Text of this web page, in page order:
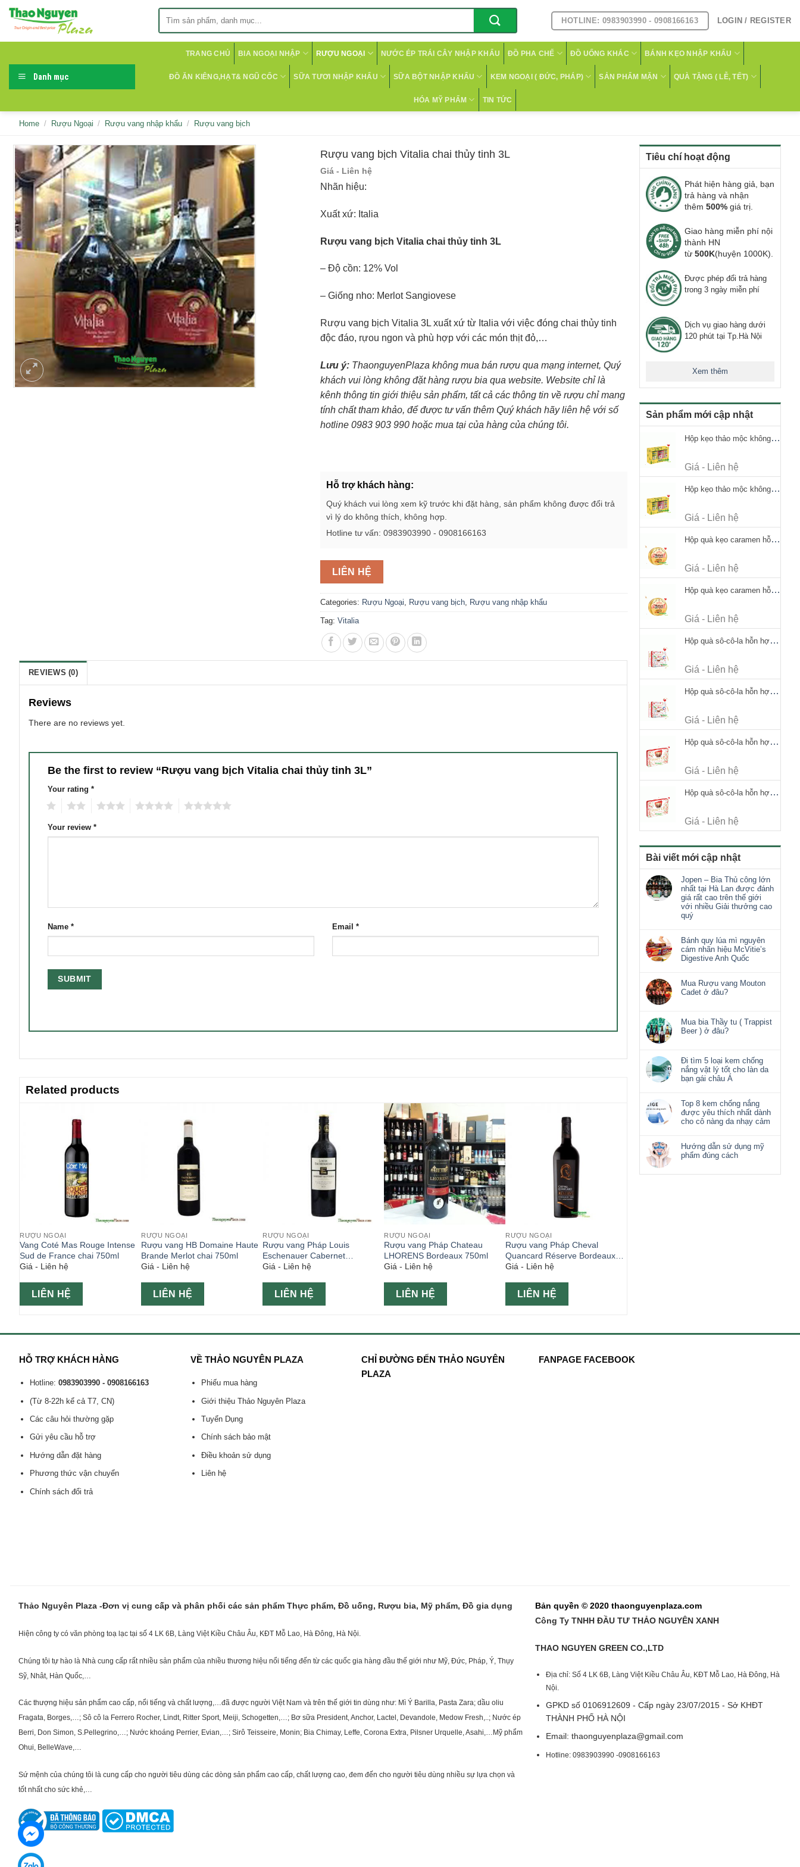
Skip
HOTLINE: 0983903990 - 0908166163 LOGIN / REGISTER
Danh mục
TRANG CHỦ BIA NGOẠI NHẬP RƯỢU NGOẠI NƯỚC ÉP TRÁI CÂY NHẬP KHẨU ĐỒ PHA CHẾ ĐỒ UỐNG KHÁC BÁNH KẸO NHẬP KHẨU
ĐỒ ĂN KIÊNG,HẠT& NGŨ CỐC SỮA TƯƠI NHẬP KHẨU SỮA BỘT NHẬP KHẨU KEM NGOẠI ( ĐỨC, PHÁP) SẢN PHẨM MẶN QUÀ TẶNG ( LỄ, TẾT)
HÓA MỸ PHẨM TIN TỨC
Home / Rượu Ngoại / Rượu vang nhập khẩu / Rượu vang bịch
Tiêu chí hoạt động
Phát hiện hàng giả, bạn
trả hàng và nhận
thêm 500% giá trị.
Giao hàng miễn phí nội
thành HN
từ 500K(huyện 1000K).
Được phép đổi trả hàng
trong 3 ngày miễn phí
Dịch vụ giao hàng dưới
120 phút tại Tp.Hà Nội
Xem thêm
Sản phẩm mới cập nhật
Hộp kẹo thảo mộc không đường Ricola Signature 112.5g
Giá - Liên hệ
Hộp kẹo thảo mộc không đường Ricola Signature 112.5g
Giá - Liên hệ
Hộp quà kẹo caramen hỗn hợp Werther's Original Caramel Candy 170g
Giá - Liên hệ
Hộp quà kẹo caramen hỗn hợp Werther's Original Caramel Candy 170g
Giá - Liên hệ
Hộp quà sô-cô-la hỗn hợp Merci Petits Chocolate Collection 125g thiếc
Giá - Liên hệ
Hộp quà sô-cô-la hỗn hợp Merci Petits Chocolate Collection 125g thiếc
Giá - Liên hệ
Hộp quà sô-cô-la hỗn hợp Merci Finest Selection 250g thiếc
Giá - Liên hệ
Hộp quà sô-cô-la hỗn hợp Merci Finest Selection 250g thiếc
Giá - Liên hệ
Bài viết mới cập nhật
Jopen – Bia Thủ công lớn
nhất tại Hà Lan được đánh
giá rất cao trên thế giới
với nhiều Giải thưởng cao
quý
Bánh quy lúa mì nguyên
cám nhãn hiệu McVitie’s
Digestive Anh Quốc
Mua Rượu vang Mouton
Cadet ở đâu?
Mua bia Thầy tu ( Trappist
Beer ) ở đâu?
Đi tìm 5 loại kem chống
nắng vật lý tốt cho làn da
bạn gái châu Á
Top 8 kem chống nắng
được yêu thích nhất dành
cho cô nàng da nhạy cảm
Hướng dẫn sử dụng mỹ
phẩm đúng cách
Rượu vang bịch Vitalia chai thủy tinh 3L
Giá - Liên hệ
Nhãn hiệu:
Xuất xứ: Italia
Rượu vang bịch Vitalia chai thủy tinh 3L
– Độ cồn: 12% Vol
– Giống nho: Merlot Sangiovese
Rượu vang bịch Vitalia 3L xuất xứ từ Italia với việc đóng chai thủy tinh
độc đáo, rựou ngon và phù hợp với các món thịt đỏ,…
Lưu ý: ThaonguyenPlaza không mua bán rượu qua mạng internet, Quý
khách vui lòng không đặt hàng rượu bia qua website. Website chỉ là
kênh thông tin giới thiệu sản phẩm, tất cả các thông tin về rượu chỉ mang
tính chất tham khảo, để được tư vấn thêm Quý khách hãy liên hệ với số
hotline 0983 903 990 hoặc mua tại của hàng của chúng tôi.
Hỗ trợ khách hàng:
Quý khách vui lòng xem kỹ trước khi đặt hàng, sản phẩm không được đổi trả
vì lý do không thích, không hợp.
Hotline tư vấn: 0983903990 - 0908166163
LIÊN HỆ
Categories: Rượu Ngoại Rượu vang bịch Rượu vang nhập khẩu
Tag: Vitalia
REVIEWS (0)
Reviews
There are no reviews yet.
Be the first to review “Rượu vang bịch Vitalia chai thủy tinh 3L”
Your rating *
Your review *
Name * Email *
Related products
RƯỢU NGOẠI
Vang Coté Mas Rouge Intense
Sud de France chai 750ml
Giá - Liên hệ
LIÊN HỆ
RƯỢU NGOẠI
Rượu vang HB Domaine Haute
Brande Merlot chai 750ml
Giá - Liên hệ
LIÊN HỆ
RƯỢU NGOẠI
Rượu vang Pháp Louis
Eschenauer Cabernet
Sauvignon 750ml
Giá - Liên hệ
LIÊN HỆ
RƯỢU NGOẠI
Rượu vang Pháp Chateau
LHORENS Bordeaux 750ml
Giá - Liên hệ
LIÊN HỆ
RƯỢU NGOẠI
Rượu vang Pháp Cheval
Quancard Réserve Bordeaux
750ml
Giá - Liên hệ
LIÊN HỆ
HỖ TRỢ KHÁCH HÀNG
Hotline: 0983903990 - 0908166163
(Từ 8-22h kể cả T7, CN)
Các câu hỏi thường gặp
Gửi yêu cầu hỗ trợ
Hướng dẫn đặt hàng
Phương thức vận chuyển
Chính sách đổi trả
VỀ THẢO NGUYÊN PLAZA
Phiếu mua hàng
Giới thiệu Thảo Nguyên Plaza
Tuyển Dụng
Chính sách bảo mật
Điều khoản sử dụng
Liên hệ
CHỈ ĐƯỜNG ĐẾN THẢO NGUYÊN
PLAZA
FANPAGE FACEBOOK
Thảo Nguyên Plaza -Đơn vị cung cấp và phân phối các sản phẩm Thực phẩm, Đồ uống, Rượu bia, Mỹ phẩm, Đồ gia dụng
Hiện công ty có văn phòng toạ lạc tại số 4 LK 6B, Làng Việt Kiều Châu Âu, KĐT Mỗ Lao, Hà Đông, Hà Nội.
Chúng tôi tự hào là Nhà cung cấp rất nhiều sản phẩm của nhiều thương hiệu nổi tiếng đến từ các quốc gia hàng đầu thế giới như Mỹ, Đức, Pháp, Ý, Thụy
Sỹ, Nhât, Hàn Quốc,…
Các thượng hiệu sản phẩm cao cấp, nổi tiếng và chất lượng,…đã được người Việt Nam và trên thế giới tin dùng như: Mì Ý Barilla, Pasta Zara; dầu oliu
Fragata, Borges,…; Sô cô la Ferrero Rocher, Lindt, Ritter Sport, Meiji, Schogetten,…; Bơ sữa President, Anchor, Lactel, Devandole, Medow Fresh,..; Nước ép
Berri, Don Simon, S.Pellegrino,…; Nước khoáng Perrier, Evian,…; Sirô Teisseire, Monin; Bia Chimay, Leffe, Corona Extra, Pilsner Urquelle, Asahi,…Mỹ phẩm
Ohui, BelleWave,…
Sứ mệnh của chúng tôi là cung cấp cho người tiêu dùng các dòng sản phẩm cao cấp, chất lượng cao, đem đến cho người tiêu dùng nhiều sự lựa chọn và
tốt nhất cho sức khẻ,…
Bản quyền © 2020 thaonguyenplaza.com
Công Ty TNHH ĐẦU TƯ THẢO NGUYÊN XANH
THAO NGUYEN GREEN CO.,LTD
Địa chỉ: Số 4 LK 6B, Làng Việt Kiều Châu Âu, KĐT Mỗ Lao, Hà Đông, Hà
Nội.
GPKD số 0106912609 - Cấp ngày 23/07/2015 - Sở KHĐT
THÀNH PHỐ HÀ NỘI
Email:thaonguyenplaza@gmail.com
Hotline: 0983903990 -0908166163